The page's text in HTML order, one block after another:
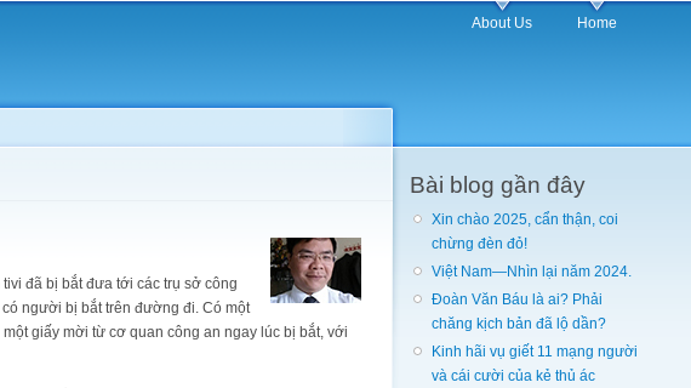
About Us Home
đã bị bắt đưa tới các trụ sở công
người bị bắt trên đường đi. Có một
giấy mời từ cơ quan công an ngay lúc bị bắt, với
Bài blog gần đây
Xin chào 2025, cẩn thận, coi
chừng đèn đỏ!
Việt Nam—Nhìn lại năm 2024.
Đoàn Văn Báu là ai? Phải
chăng kịch bản đã lộ dần?
Kinh hãi vụ giết 11 mạng người
và cái cười của kẻ thủ ác